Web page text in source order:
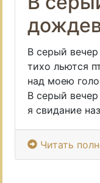
В серый
тихо льются
над моею
В серый
я свидание
Читать